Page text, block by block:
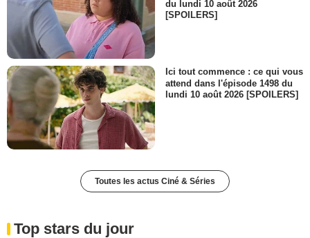
du lundi 10 août 2026
[SPOILERS]
Ici tout commence : ce qui vous
attend dans l'épisode 1498 du
lundi 10 août 2026 [SPOILERS]
Toutes les actus Ciné & Séries
Top stars du jour